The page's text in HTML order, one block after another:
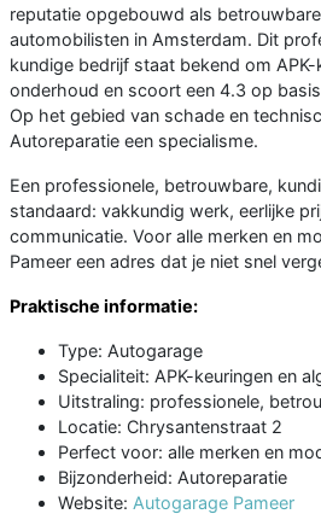
reputatie opgebouwd als
automobilisten in Amsterdam. Dit
kundige bedrijf staat bekend om
onderhoud en scoort een 4.3 op
Op het gebied van schade en
Autoreparatie een specialisme.
Een professionele, betrouwbare,
standaard: vakkundig werk, eerlijke
communicatie. Voor alle merken en
Pameer een adres dat je niet snel
Praktische informatie:
Type: Autogarage
Specialiteit: APK-keuringen en
Uitstraling: professionele,
Locatie: Chrysantenstraat 2
Perfect voor: alle merken en
Bijzonderheid: Autoreparatie
Website: Autogarage Pameer